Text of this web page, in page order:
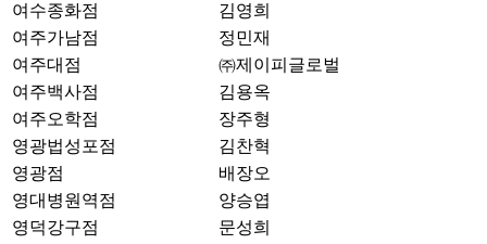
여수종화점
김영희
여주가남점
정민재
여주대점
㈜제이피글로벌
여주백사점
김용옥
여주오학점
장주형
영광법성포점
김찬혁
영광점
배장오
영대병원역점
양승엽
영덕강구점
문성희